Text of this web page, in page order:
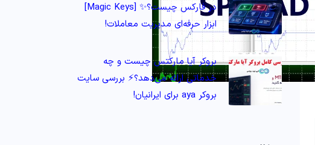
در فارکس چیست؟✨ [Magic Keys]
ابزار حرفه‌ای مدیریت معاملات!
بروکر آیا مارکتس چیست و چه
خدماتی ارائه می‌دهد؟⚡️ بررسی سایت
بروکر aya برای ایرانیان!